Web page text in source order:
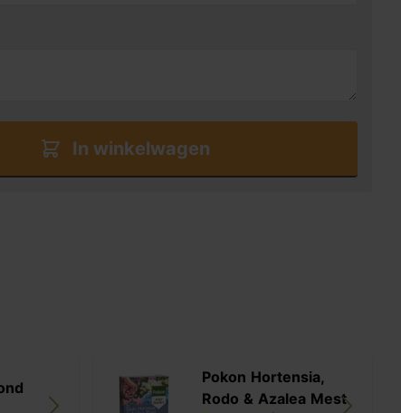
In winkelwagen
Pokon Hortensia,
Rodo & Azalea Mest